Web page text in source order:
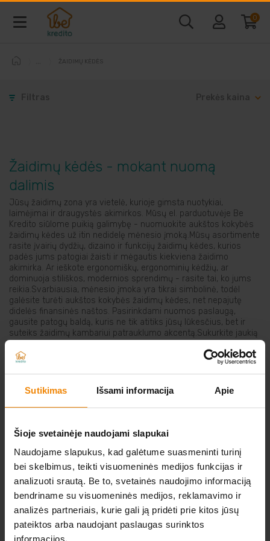
Sutikimas Išsami informacija Apie
Šioje svetainėje naudojami slapukai
Naudojame slapukus, kad galėtume suasmeninti turinį
bei skelbimus, teikti visuomeninės medijos funkcijas ir
analizuoti srautą. Be to, svetainės naudojimo informaciją
bendriname su visuomeninės medijos, reklamavimo ir
analizės partneriais, kurie gali ją pridėti prie kitos jūsų
pateiktos arba naudojant paslaugas surinktos
informacijos.
0
Baldai ir interjeras
Telefonai ir kompiuteriai
Buitine technika
Laisvalaikio prekės
Sodo prekės
Elektriniai įrankiai
Auto prekės
Prekės pigiau
ŽAIDIMŲ KĖDĖS
Žaidimų kėdės - mokant nuomą
dalimis
Jūsų žaidimų zona yra vietelė, kurioje gimsta nuotykiai,
laimėjimai ir draugystės akimirkos. Mūsų el. parduotuvėje Be
Kredito siūlome puikią galimybę - nuomuokite aukštos kokybės
žaidimų kėdes už itin nedidelę mėnesio įmoką.Mūsų asortimente
rasite įvairių dydžių, dizaino ir funkcijų žaidimų kėdes, kurios
padės jums patogiai žaisti ir mėgautis kiekviena žaidimo
akimirka. Ar ieškote ergonomiškų, ergonominių kėdžių, ar
dominuoja stiliškos, modernios sprendimų - rasite tai, ko jums
reikia.Svarbiausia, mėnesio įmoka yra tikrai simbolinė, todėl
galėsite turėti aukštos kokybės žaidimų kėdes, net nepajutę
didelės finansinės naštos. Pasirinkdami nuomos paslaugą,
gausite patogų baldą, kuris ne tik atitiks jūsų lūkesčius, bet ir
suteiks žaidimų kambariui patrauklumo akcentą.Sukurkite jaukią
parduotuvėje Be Kredito ir nuomuokite šį funkcionalų ir stilingą
baldą jau šiandien!
NERADOTE KO IEŠKOTE?
Atsiųskite norimos prekės nuorodą iš kitos
elektroninės parduotuvės
O MES JUMS JĄ IŠNUOMOSIME.